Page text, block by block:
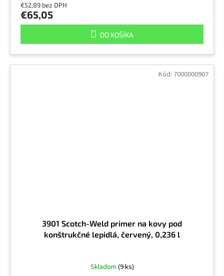
€52,89 bez DPH
€65,05
DO KOŠÍKA
3901 Scotch-Weld primer na kovy pod
konštrukčné lepidlá, červený, 0,236 l
Skladom (9 ks)
Kód: 7000000907